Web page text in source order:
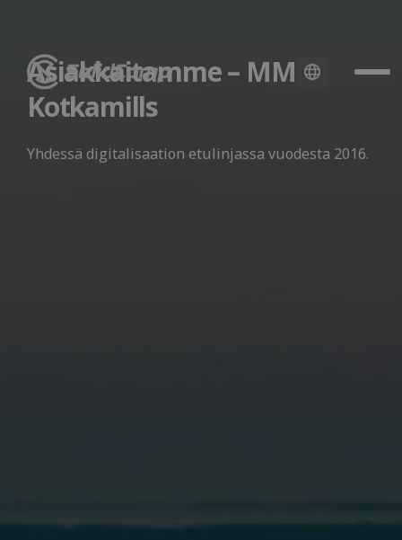
Asiakkaitamme – MM
Kotkamills
Yhdessä digitalisaation etulinjassa vuodesta 2016.